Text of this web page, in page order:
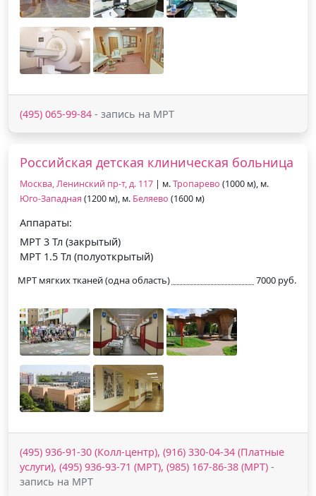
(495) 065-99-84 - запись на МРТ
Российская детская клиническая больница
Москва, Ленинский пр-т, д. 117 | м.Тропарево (1000 м), м.
Юго-Западная (1200 м), м. Беляево (1600 м)
Аппараты:
МРТ 3 Тл (закрытый)
МРТ 1.5 Тл (полуоткрытый)
МРТ мягких тканей (одна область) 7000 руб.
(495) 936-91-30 (Колл-центр), (916) 330-04-34 (Платные
услуги), (495) 936-93-71 (МРТ), (985) 167-86-38 (МРТ) -
запись на МРТ